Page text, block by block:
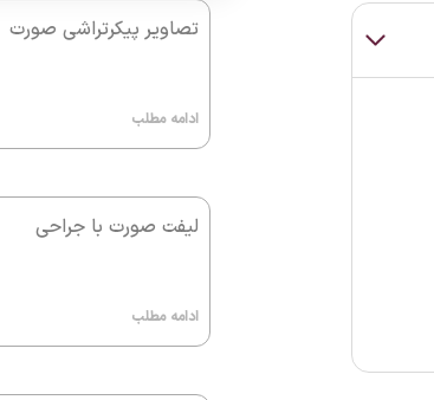
تصاویر پیکرتراشی صورت
ادامه مطلب
لیفت صورت با جراحی
ادامه مطلب